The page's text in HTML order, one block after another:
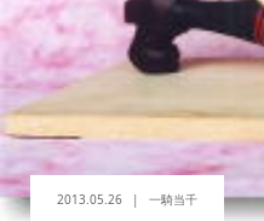
2013.05.26 一騎当千